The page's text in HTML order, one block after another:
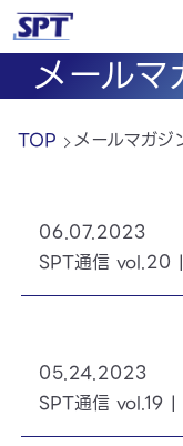
メールマ
TOP メールマガジ
06.07.2023
05.24.2023